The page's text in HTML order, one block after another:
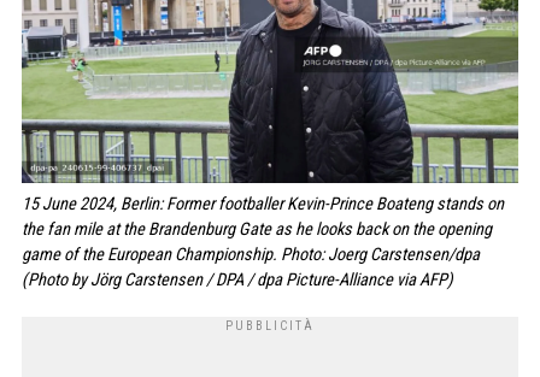
15 June 2024, Berlin: Former footballer Kevin-Prince Boateng stands on
the fan mile at the Brandenburg Gate as he looks back on the opening
game of the European Championship. Photo: Joerg Carstensen/dpa
(Photo by Jörg Carstensen / DPA / dpa Picture-Alliance via AFP)